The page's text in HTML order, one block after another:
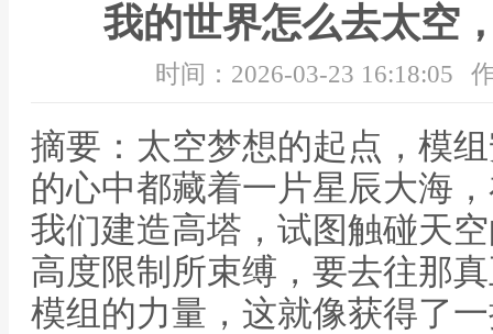
我的世界怎么去太空
时间：2026-03-23 16:18:05
摘要：太空梦想的起点，模
的心中都藏着一片星辰大海
我们建造高塔，试图触碰天
高度限制所束缚，要去往那
模组的力量，这就像获得了